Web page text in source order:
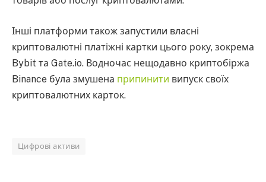
Інші платформи також запустили власні
криптовалютні платіжні картки цього року, зокрема
Bybit та Gate.io. Водночас нещодавно криптобіржа
Binance була змушена припинити випуск своїх
криптовалютних карток.
Цифрові активи